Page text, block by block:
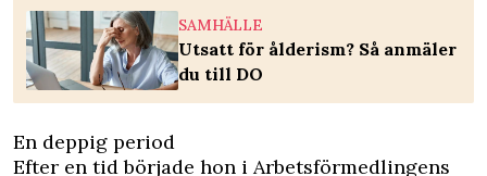
SAMHÄLLE
Utsatt för ålderism? Så anmäler
du till DO
En deppig period
Efter en tid började hon i Arbetsförmedlingens